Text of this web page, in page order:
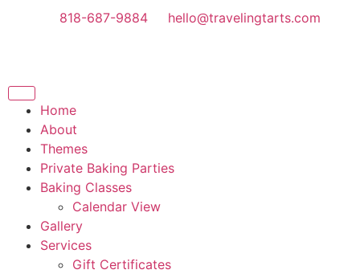
818-687-9884 hello@travelingtarts.com
Home
About
Themes
Private Baking Parties
Baking Classes
Calendar View
Gallery
Services
Gift Certificates